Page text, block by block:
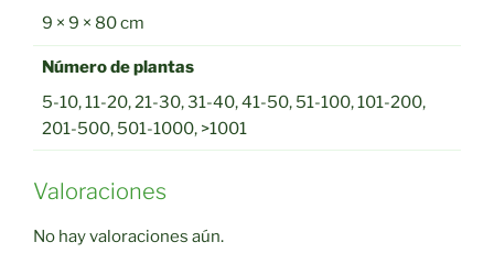
9 × 9 × 80 cm
Número de plantas
5-10, 11-20, 21-30, 31-40, 41-50, 51-100, 101-200,
201-500, 501-1000, >1001
Valoraciones
No hay valoraciones aún.